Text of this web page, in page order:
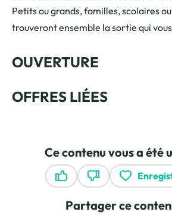
Petits ou grands, familles, scolaires
trouveront ensemble la sortie qui
OUVERTURE
OFFRES LIÉES
Ce contenu vous a été
Partager ce